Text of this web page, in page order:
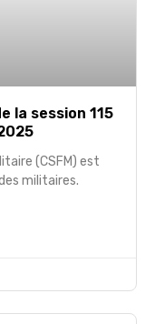
la session 115
(CSFM) est
militaires.